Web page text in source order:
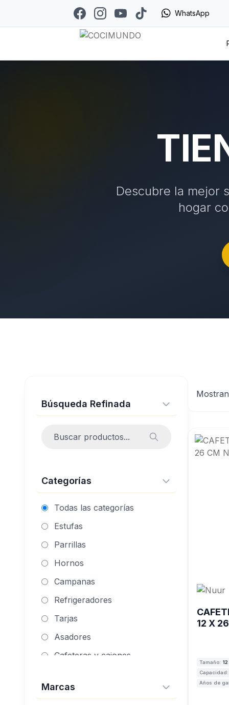
WhatsApp
Descubre la mejor
hogar
Búsqueda Refinada
Buscar productos...
Categorías
Todas las categorías
Estufas
Parrillas
Hornos
Campanas
Refrigeradores
Tarjas
Asadores
Cafeteras y cajones
Lavado y Trituración
Marcas
12 X
Tamaño:
Capacidad:
Años de